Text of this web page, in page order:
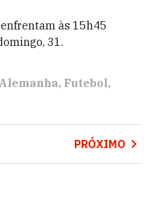
às 15h45
31.
Alemanha Futebol
PRÓXIMO